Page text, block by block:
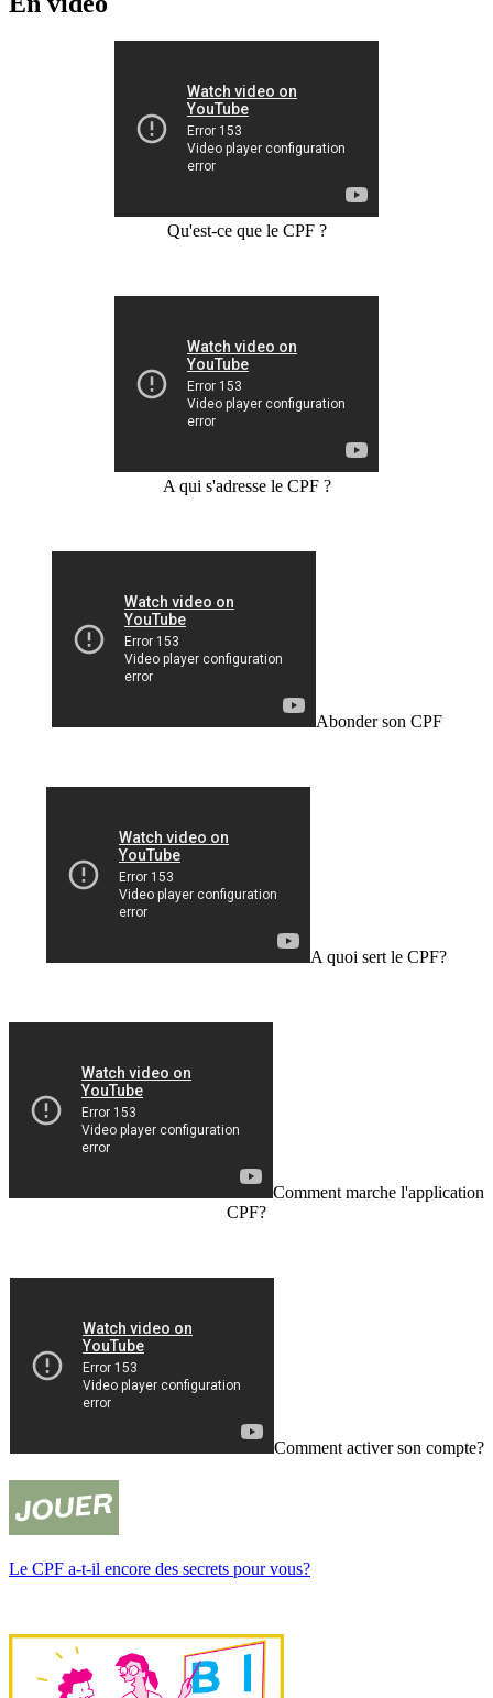
Qu'est-ce que le CPF ?
A qui s'adresse le CPF ?
Abonder son CPF
A quoi sert le CPF?
Comment marche l'application
CPF?
Comment activer son compte?
Le CPF a-t-il encore des secrets pour vous?